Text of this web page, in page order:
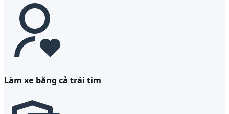
Làm xe bằng cả trái tim